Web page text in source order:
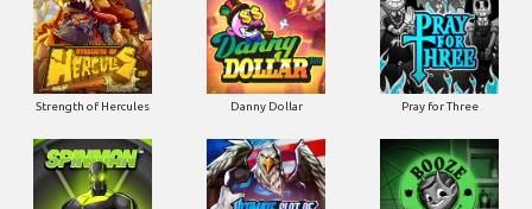
Strength of Hercules Danny Dollar Pray for Three